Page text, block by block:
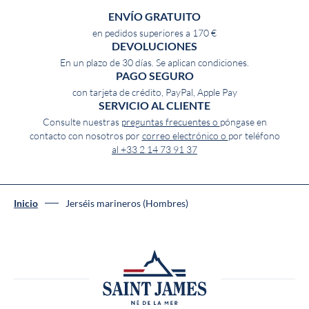
parte de Nueva Zelanda, Australia y Sudamérica, e incluso de
trabajan para la marca reciben una formación exigente y completa
durante varios meses antes de trabajar de forma independiente en
¿Cómo llevar un jersey marinero de hombre?
marinero SAINT JAMES está disponible en lana fina o gruesa;
también hay jerseys marinero de algodón. El modelo auténtico tiene
un corte recto y ajustado y está disponible en versiones más largas
algunos modelos.
Disponible en muchos cortes, estilos y colores, el jersey marinero
blancas hasta los estampados jacquard, pasando por líneas gráficas
con un aspecto más contemporáneo o tonos lisos fáciles de
combinar, cada modelo ofrece una interpretación única de esta
prenda cálida y atemporal. Algunos cuentan con cuello alto para
ENVÍO GRATUITO
en pedidos superiores a 170 €
DEVOLUCIONES
En un plazo de 30 días. Se aplican condiciones.
PAGO SEGURO
con tarjeta de crédito, PayPal, Apple Pay
SERVICIO AL CLIENTE
Consulte nuestras preguntas frecuentes o póngase en
contacto con nosotros por correo electrónico o por teléfono
al +33 2 14 73 91 37
Inicio Jerséis marineros (Hombres)